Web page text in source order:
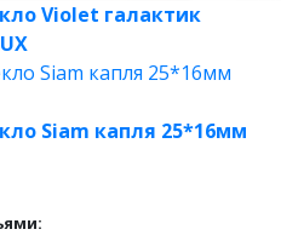
Violet галактик
Siam капля 25*16мм